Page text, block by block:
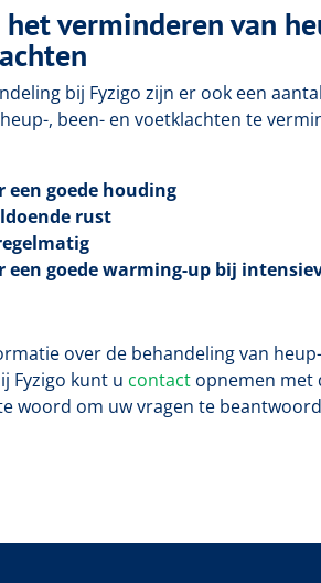
verminderen van
bij Fyzigo zijn er ook een
, been- en voetklachten te
een goede houding
rust
een goede warming-up bij
over de behandeling van
Fyzigo kunt u contact opnemen met
woord om uw vragen te